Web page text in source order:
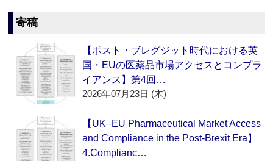
寄稿
【ポスト・ブレグジット時代における英
国・EUの医薬品市場アクセスとコンプラ
イアンス】第4回…
2026年07月23日 (木)
【UK–EU Pharmaceutical Market Access
and Compliance in the Post-Brexit Era】
4.Complianc…